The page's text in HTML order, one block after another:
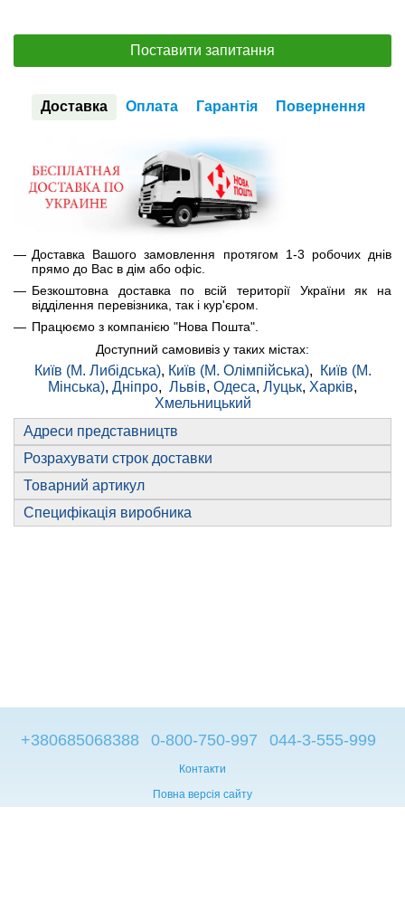
Поставити запитання
Доставка Оплата Гарантія Повернення
Доставка Вашого замовлення протягом 1-3 робочих днів
прямо до Вас в дім або офіс.
Безкоштовна доставка по всій території України як на
відділення перевізника, так і кур'єром.
Працюємо з компанією "Нова Пошта".
Доступний самовивіз у таких містах:
Київ (М. Либідська), Київ (М. Олімпійська),
Київ (М.
Мінська), Дніпро, Львів, Одеса, Луцьк, Харків,
Хмельницький
Адреси представництв
Розрахувати строк доставки
Товарний артикул
Специфікація виробника
+380685068388 0-800-750-997 044-3-555-999
Контакти
Повна версія сайту